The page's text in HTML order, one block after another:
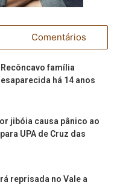
Comentários
família
há 14 anos
jibóia causa pânico ao
UPA de Cruz das
reprisada no Vale a